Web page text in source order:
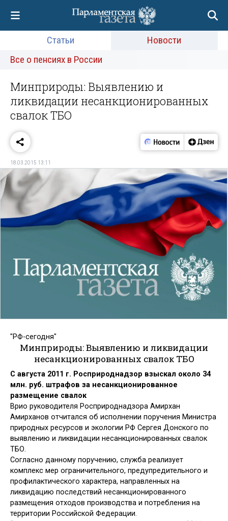
Статьи
Новости
Все о пенсиях в России
Минприроды: Выявлению и
ликвидации несанкционированных
свалок ТБО
18.03.2015 13:11
"РФ-сегодня"
Минприроды: Выявлению и ликвидации
несанкционированных свалок ТБО
С августа 2011 г. Росприроднадзор взыскал около 34
млн. руб. штрафов за несанкционированное
размещение свалок
Врио руководителя Росприроднадзора Амирхан
Амирханов отчитался об исполнении поручения Министра
природных ресурсов и экологии РФ Сергея Донского по
выявлению и ликвидации несанкционированных свалок
ТБО.
Согласно данному поручению, служба реализует
комплекс мер ограничительного, предупредительного и
профилактического характера, направленных на
ликвидацию последствий несанкционированного
размещения отходов производства и потребления на
территории Российской Федерации.